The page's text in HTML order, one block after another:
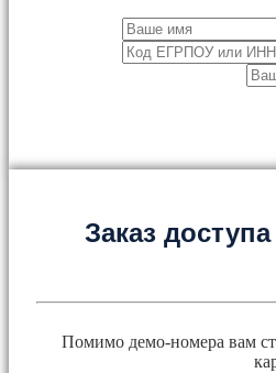
Заказ
Помимо демо-номера вам